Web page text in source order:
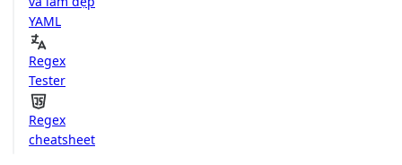
YAML
Regex
Tester
Regex
cheatsheet